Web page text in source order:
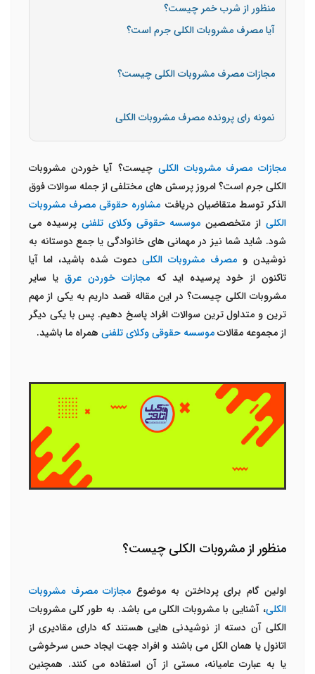
منظور از شرب خمر چیست؟
آیا مصرف مشروبات الکلی جرم است؟
مجازات مصرف مشروبات الکلی چیست؟
نمونه رای پرونده مصرف مشروبات الکلی
مجازات مصرف مشروبات الکلی چیست؟ آیا خوردن مشروبات
الکلی جرم است؟ امروز پرسش های مختلفی از جمله سوالات فوق
الذکر توسط متقاضیان دریافت مشاوره حقوقی مصرف مشروبات
الکلی از متخصصین موسسه حقوقی وکلای تلفنی پرسیده می
شود. شاید شما نیز در مهمانی های خانوادگی یا جمع دوستانه به
نوشیدن و مصرف مشروبات الکلیدعوت شده باشید، اما آیا
تاکنون از خود پرسیده اید که مجازات خوردن عرقیا سایر
مشروبات الکلی چیست؟ در این مقاله قصد داریم به یکی از مهم
ترین و متداول ترین سوالات افراد پاسخ دهیم. پس با یکی دیگر
از مجموعه مقالاتموسسه حقوقی وکلای تلفنی همراه ما باشید.
منظور از مشروبات الکلی چیست؟
اولین گام برای پرداختن به موضوع مجازات مصرف مشروبات
الکلی، آشنایی با مشروبات الکلی می باشد. به طور کلی مشروبات
الکلی آن دسته از نوشیدنی هایی هستند که دارای مقادیری از
اتانول یا همان الکل می باشند و افراد جهت ایجاد حس سرخوشی
یا به عبارت عامیانه، مستی از آن استفاده می کنند. همچنین